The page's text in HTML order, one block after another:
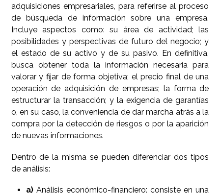
adquisiciones empresariales, para referirse al proceso
de búsqueda de información sobre una empresa.
Incluye aspectos como: su área de actividad; las
posibilidades y perspectivas de futuro del negocio; y
el estado de su activo y de su pasivo. En definitiva,
busca obtener toda la información necesaria para
valorar y fijar de forma objetiva; el precio final de una
operación de adquisición de empresas; la forma de
estructurar la transacción; y la exigencia de garantías
o, en su caso, la conveniencia de dar marcha atrás a la
compra por la detección de riesgos o por la aparición
de nuevas informaciones.
Dentro de la misma se pueden diferenciar dos tipos
de análisis:
a)Análisis económico-financiero: consiste en una